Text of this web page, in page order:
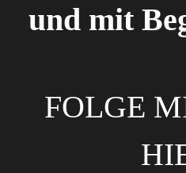
und mit
FOLGE